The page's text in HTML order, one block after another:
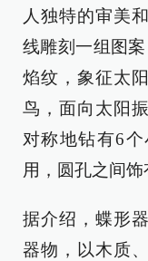
人独特的审美
线雕刻一组图
焰纹，象征太
鸟，面向太阳
对称地钻有6
用，圆孔之间饰
据介绍，蝶形
器物，以木质